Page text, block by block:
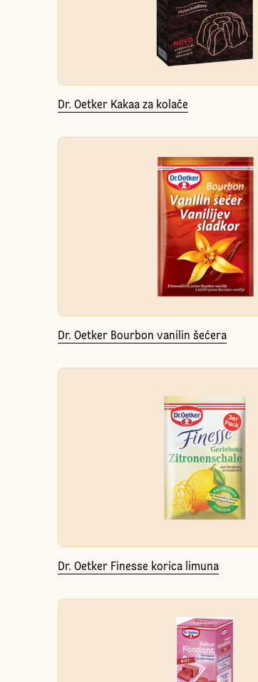
Dr. Oetker Kakaa za kolače
Dr. Oetker Bourbon vanilin šećera
Dr. Oetker Finesse korica limuna